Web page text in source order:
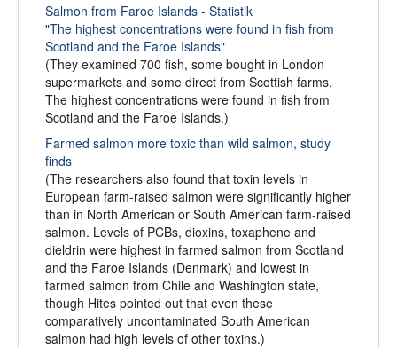
Salmon from Faroe Islands - Statistik
"The highest concentrations were found in fish from
Scotland and the Faroe Islands"
(They examined 700 fish, some bought in London
supermarkets and some direct from Scottish farms.
The highest concentrations were found in fish from
Scotland and the Faroe Islands.)
Farmed salmon more toxic than wild salmon, study
finds
(The researchers also found that toxin levels in
European farm-raised salmon were significantly higher
than in North American or South American farm-raised
salmon. Levels of PCBs, dioxins, toxaphene and
dieldrin were highest in farmed salmon from Scotland
and the Faroe Islands (Denmark) and lowest in
farmed salmon from Chile and Washington state,
though Hites pointed out that even these
comparatively uncontaminated South American
salmon had high levels of other toxins.)